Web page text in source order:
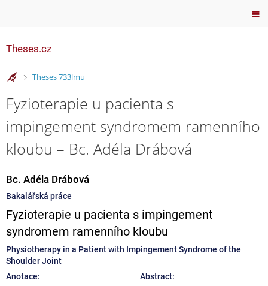
Theses.cz
>
Theses 733lmu
Fyzioterapie u pacienta s
impingement syndromem ramenního
kloubu – Bc. Adéla Drábová
Bc. Adéla Drábová
Bakalářská práce
Fyzioterapie u pacienta s impingement
syndromem ramenního kloubu
Physiotherapy in a Patient with Impingement Syndrome of the
Shoulder Joint
Anotace:
Abstract: